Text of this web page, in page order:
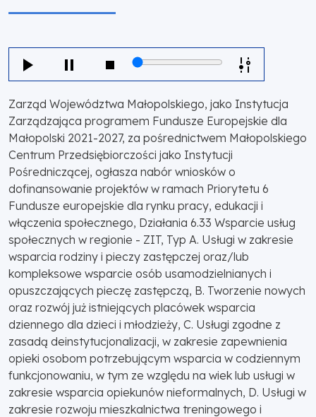
Zarząd Województwa Małopolskiego, jako Instytucja
Zarządzająca programem Fundusze Europejskie dla
Małopolski 2021-2027, za pośrednictwem Małopolskiego
Centrum Przedsiębiorczości jako Instytucji
Pośredniczącej, ogłasza nabór wniosków o
dofinansowanie projektów w ramach Priorytetu 6
Fundusze europejskie dla rynku pracy, edukacji i
włączenia społecznego, Działania 6.33 Wsparcie usług
społecznych w regionie - ZIT, Typ A. Usługi w zakresie
wsparcia rodziny i pieczy zastępczej oraz/lub
kompleksowe wsparcie osób usamodzielnianych i
opuszczających pieczę zastępczą, B. Tworzenie nowych
oraz rozwój już istniejących placówek wsparcia
dziennego dla dzieci i młodzieży, C. Usługi zgodne z
zasadą deinstytucjonalizacji, w zakresie zapewnienia
opieki osobom potrzebującym wsparcia w codziennym
funkcjonowaniu, w tym ze względu na wiek lub usługi w
zakresie wsparcia opiekunów nieformalnych, D. Usługi w
zakresie rozwoju mieszkalnictwa treningowego i